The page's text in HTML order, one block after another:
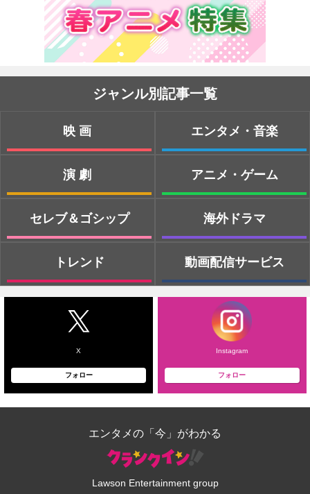
ジャンル別記事一覧
映画
演劇
セレブ＆ゴシップ
トレンド
エンタメ・音楽
アニメ・ゲーム
海外ドラマ
動画配信サービス
X
フォロー
Instagram
フォロー
エンタメの「今」がわかる
Lawson Entertainment group